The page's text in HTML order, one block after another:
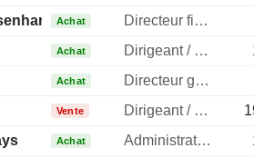
Achat
Directeur financier
Achat Dirigeant / cadre principal
Achat
Directeur general
Vente Dirigeant / cadre principal
Achat Administrateur